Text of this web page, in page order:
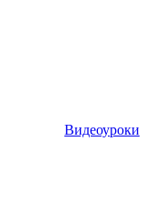
Видеоуроки